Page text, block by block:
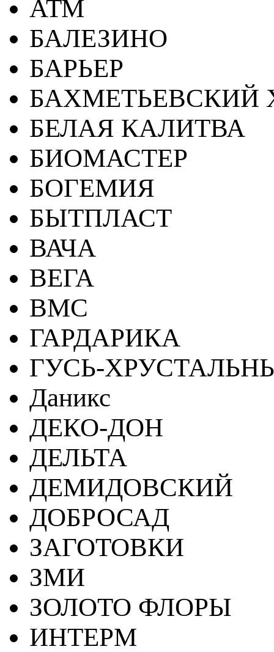
АТМ
БАЛЕЗИНО
БАРЬЕР
БАХМЕТЬЕВСКИЙ
БЕЛАЯ КАЛИТВА
БИОМАСТЕР
БОГЕМИЯ
БЫТПЛАСТ
ВАЧА
ВЕГА
ВМС
ГАРДАРИКА
ГУСЬ-
Даникс
ДЕКО-ДОН
ДЕЛЬТА
ДЕМИДОВСКИЙ
ДОБРОСАД
ЗАГОТОВКИ
ЗМИ
ЗОЛОТО ФЛОРЫ
ИНТЕРМ